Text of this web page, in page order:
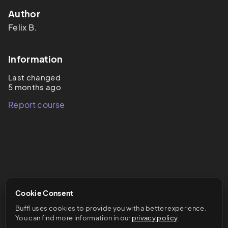
Cookie Consent
Buffl uses cookies to provide you with a better experience.
You can find more information in our privacy policy.
Author
Felix B.
Information
Last changed
5 months ago
Report course